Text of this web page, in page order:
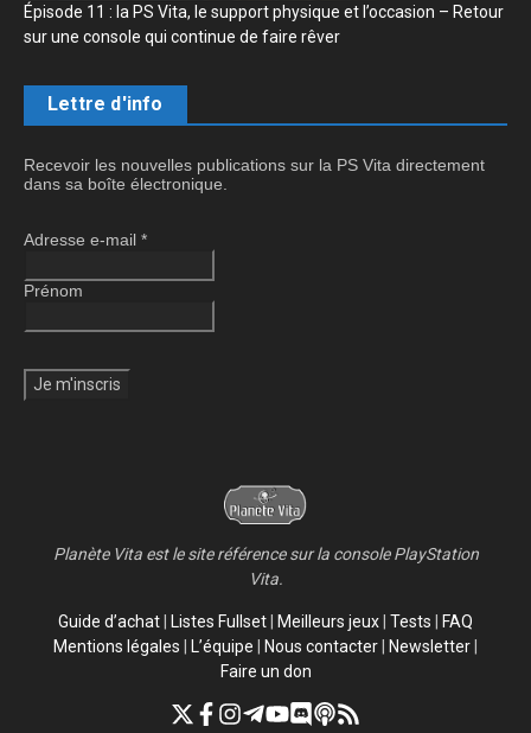
Épisode 11 : la PS Vita, le support physique et l’occasion – Retour
sur une console qui continue de faire rêver
Lettre d'info
Recevoir les nouvelles publications sur la PS Vita directement
dans sa boîte électronique.
Adresse e-mail *
Prénom
Planète Vita est le site référence sur la console PlayStation
Vita.
Guide d’achat Listes Fullset Meilleurs jeux Tests
FAQ
Mentions légales
L’équipe Nous contacter Newsletter
Faire un don